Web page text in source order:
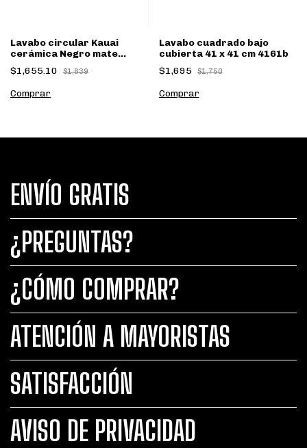
Lavabo circular Kauai
cerámica Negro mate
9514c
$1,655.10 $1,839
Lavabo cuadrado bajo
cubierta 41 x 41 cm 4161b
$1,695
$1,750
ENVÍO GRATIS
¿PREGUNTAS?
¿CÓMO COMPRAR?
ATENCIÓN A MAYORISTAS
SATISFACCIÓN
AVISO DE PRIVACIDAD